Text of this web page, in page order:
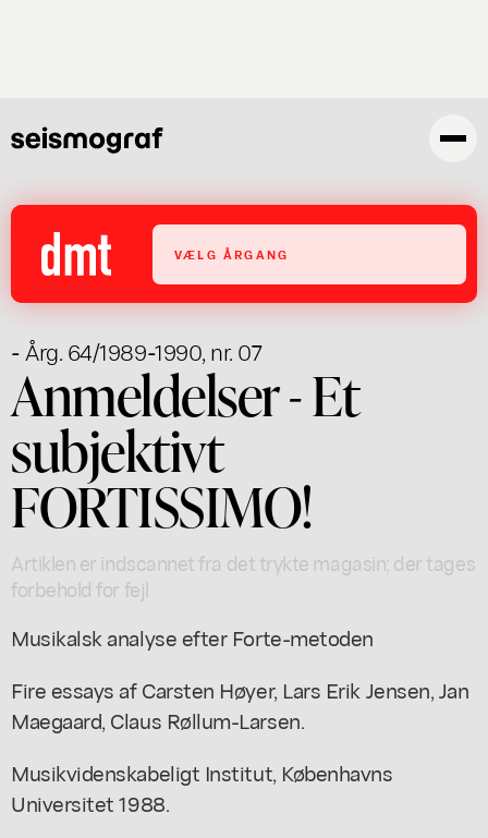
VÆLG ÅRGANG
- Årg. 64/1989-1990, nr. 07
Anmeldelser - Et
subjektivt
FORTISSIMO!
Artiklen er indscannet fra det trykte magasin; der tages
forbehold for fejl
Musikalsk analyse efter Forte-metoden
Fire essays af Carsten Høyer, Lars Erik Jensen, Jan
Maegaard, Claus Røllum-Larsen.
Musikvidenskabeligt Institut, Københavns
Universitet 1988.